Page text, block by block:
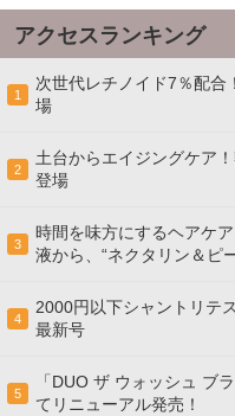
アクセスランキング
1
次世代レチノイド7％配合
場
2
土台からエイジングケア
登場
3
時間を味方にするヘアケ
液から、“ネクタリン＆ピ
4
2000円以下シャントリテ
最新号
5
「DUO ザ ウォッシュ ブ
てリニューアル発売！